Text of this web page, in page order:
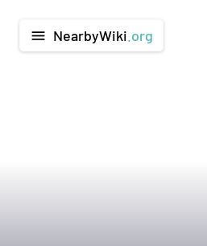
menu NearbyWiki .org